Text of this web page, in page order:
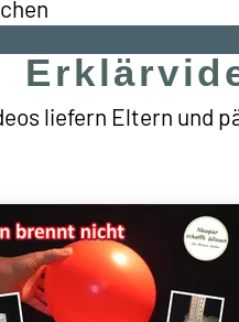
liefern Eltern und